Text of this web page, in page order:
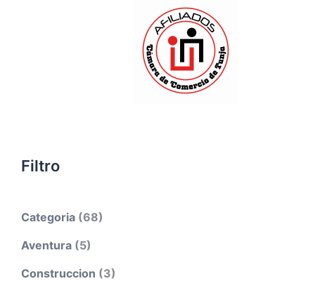
Filtro
Categoria (68)
Aventura (5)
Construccion (3)